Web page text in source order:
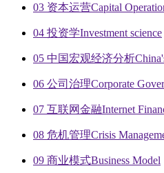
03 资本运营Capital
04 投资学Investment science
05 中国宏观经济分析
06 公司治理Corporate
07 互联网金融Internet
08 危机管理Crisis
09 商业模式Business Model